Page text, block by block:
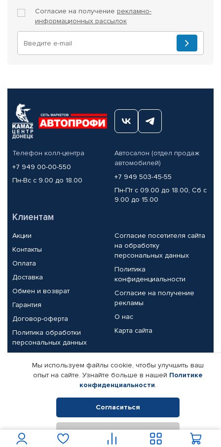
Согласие на получение рекламно-
информационных рассылок
Телефон колл-центра
+7 949 00-00-550
Пн-Вс с 9.00 до 18.00
Автосалон (отдел продаж
автомобилей)
+7 949 503-45-55
Пн-Пт с 09.00 до 18.00, Сб с
9.00 до 15.00
Клиентам
Акции
Контакты
Оплата
Доставка
Обмен и возврат
Гарантия
Договор-оферта
Политика обработки
персональных данных
Согласие посетителя сайта
на обработку
персональных данных
Политика
конфиденциальности
Согласие на получение
рекламы
О нас
Карта сайта
Партнерам
Корпоративным клиентам
Поставщикам
Реквизиты компании
© КАМАЗ ЦЕНТР ДОНЕЦК, 2015-2026. Все права защищены.
Интернет-магазин автомобильных товаров Автопрофи.
Мы используем файлы cookie, чтобы улучшить ваш
опыт на сайте. Узнайте больше в нашей Политике
конфиденциальности.
Согласиться
Отклонить